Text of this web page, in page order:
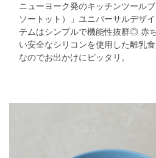
ニューヨーク発のキッチンツール
ソートット）」 ユニバーサルデザ
テムはシンプルで機能性抜群◎ 赤
い安全なシリコンを使用した離乳
なのでお出かけにピッタリ。